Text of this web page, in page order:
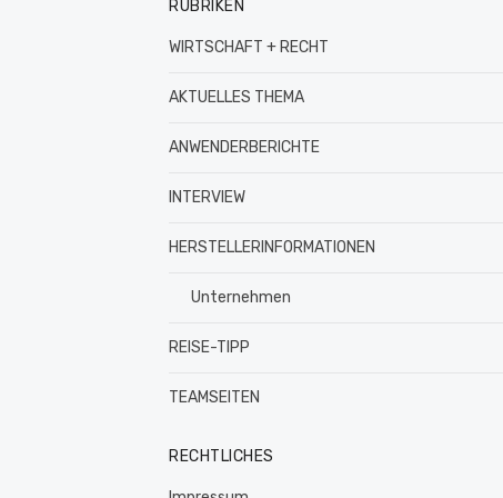
RUBRIKEN
WIRTSCHAFT + RECHT
AKTUELLES THEMA
ANWENDERBERICHTE
INTERVIEW
HERSTELLERINFORMATIONEN
Unternehmen
REISE-TIPP
TEAMSEITEN
RECHTLICHES